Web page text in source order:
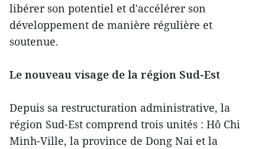
libérer son potentiel et d'accélérer son
développement de manière régulière et
soutenue.
Le nouveau visage de la région Sud-Est
Depuis sa restructuration administrative, la
région Sud-Est comprend trois unités : Hô Chi
Minh-Ville, la province de Dong Nai et la